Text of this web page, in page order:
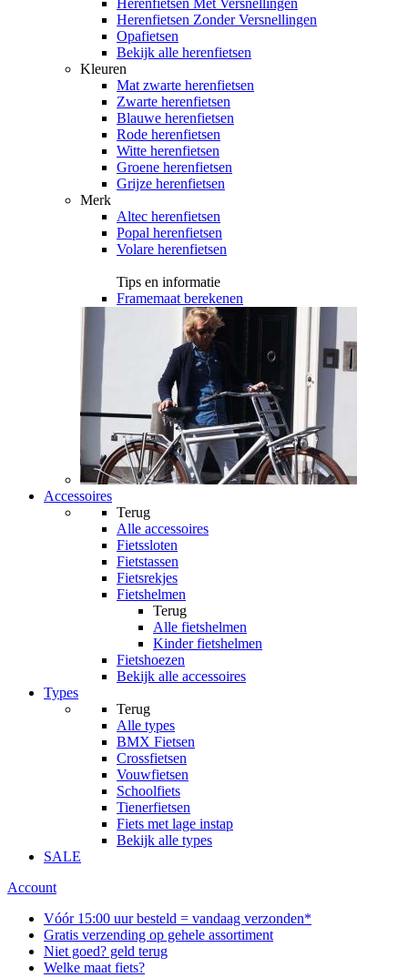
Herenfietsen Met Versnellingen
Herenfietsen Zonder Versnellingen
Opafietsen
Bekijk alle herenfietsen
Kleuren
Mat zwarte herenfietsen
Zwarte herenfietsen
Blauwe herenfietsen
Rode herenfietsen
Witte herenfietsen
Groene herenfietsen
Grijze herenfietsen
Merk
Altec herenfietsen
Popal herenfietsen
Volare herenfietsen
Tips en informatie
Framemaat berekenen
Accessoires
Terug
Alle accessoires
Fietssloten
Fietstassen
Fietsrekjes
Fietshelmen
Terug
Alle fietshelmen
Kinder fietshelmen
Fietshoezen
Bekijk alle accessoires
Types
Terug
Alle types
BMX Fietsen
Crossfietsen
Vouwfietsen
Schoolfiets
Tienerfietsen
Fiets met lage instap
Bekijk alle types
SALE
Account
Vóór 15:00 uur besteld = vandaag verzonden*
Gratis verzending op gehele assortiment
Niet goed? geld terug
Welke maat fiets?